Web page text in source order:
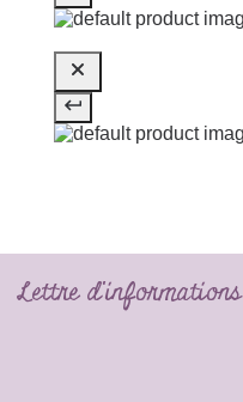
Lettre d'informations